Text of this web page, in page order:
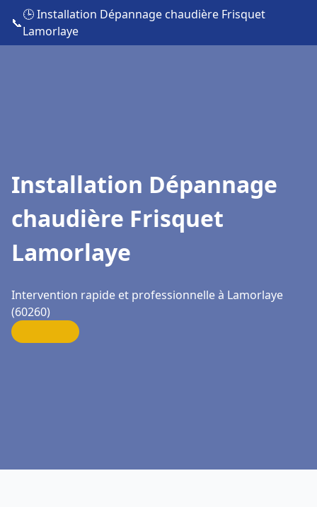
📞
🕒 Installation Dépannage chaudière Frisquet
Lamorlaye
Installation Dépannage
chaudière Frisquet
Lamorlaye
Intervention rapide et professionnelle à Lamorlaye
(60260)